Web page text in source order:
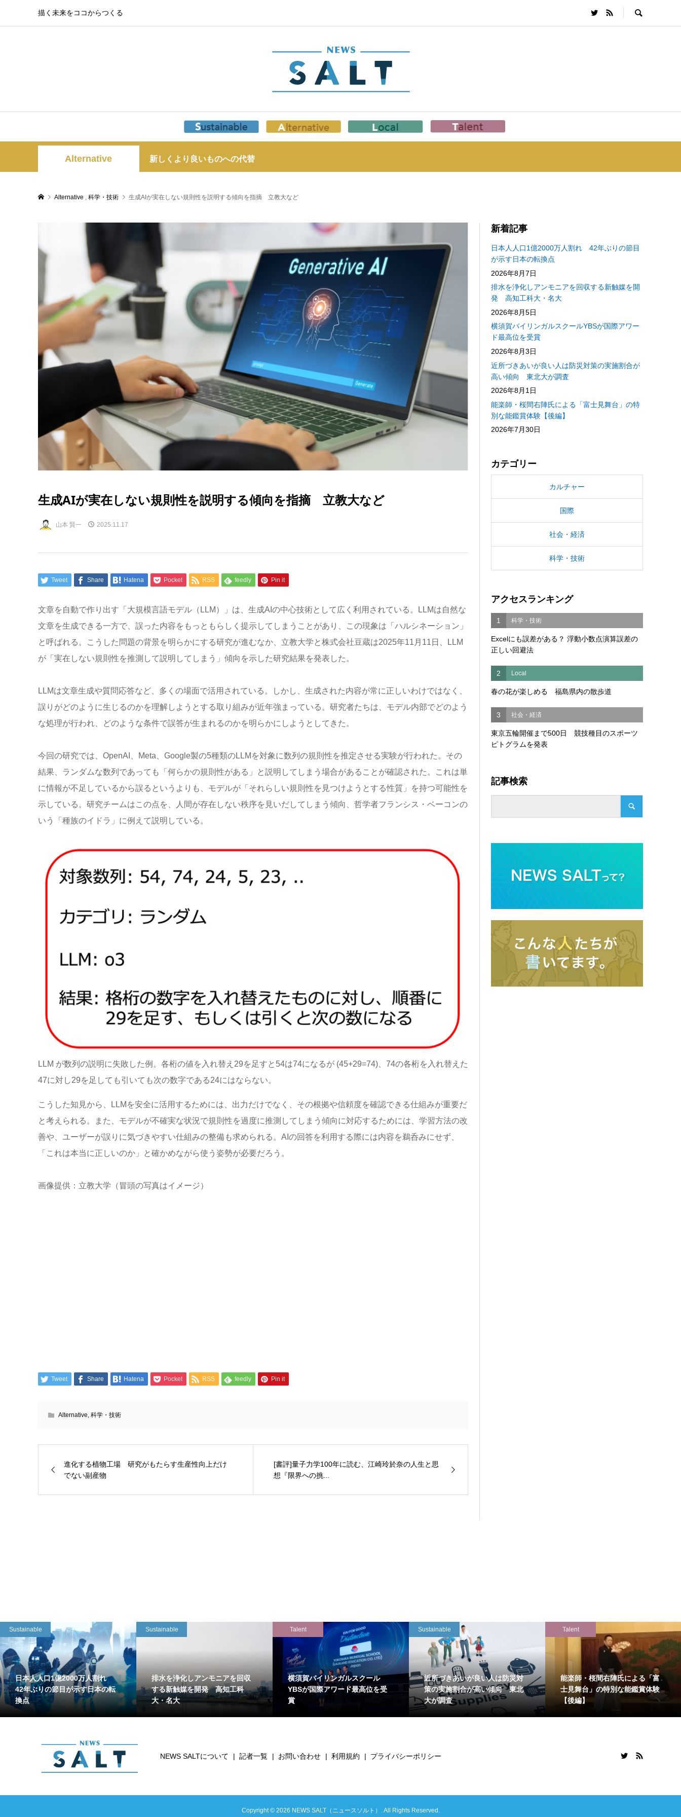
描く未来をココからつくる
Alternative 新しくより良いものへの代替
Alternative , 科学・技術 生成AIが実在しない規則性を説明する傾向を指摘 立教大など
生成AIが実在しない規則性を説明する傾向を指摘 立教大など
山本 賢一 2025.11.17
Tweet Share Hatena Pocket RSS feedly Pin it
文章を自動で作り出す「大規模言語モデル（LLM）」は、生成AIの中心技術として広く利用されている。LLMは自然な
文章を生成できる一方で、誤った内容をもっともらしく提示してしまうことがあり、この現象は「ハルシネーション」
と呼ばれる。こうした問題の背景を明らかにする研究が進むなか、立教大学と株式会社豆蔵は2025年11月11日、LLM
が「実在しない規則性を推測して説明してしまう」傾向を示した研究結果を発表した。
LLMは文章生成や質問応答など、多くの場面で活用されている。しかし、生成された内容が常に正しいわけではなく、
誤りがどのように生じるのかを理解しようとする取り組みが近年強まっている。研究者たちは、モデル内部でどのよう
な処理が行われ、どのような条件で誤答が生まれるのかを明らかにしようとしてきた。
今回の研究では、OpenAI、Meta、Google製の5種類のLLMを対象に数列の規則性を推定させる実験が行われた。その
結果、ランダムな数列であっても「何らかの規則性がある」と説明してしまう場合があることが確認された。これは単
に情報が不足しているから誤るというよりも、モデルが「それらしい規則性を見つけようとする性質」を持つ可能性を
示している。研究チームはこの点を、人間が存在しない秩序を見いだしてしまう傾向、哲学者フランシス・ベーコンの
いう「種族のイドラ」に例えて説明している。
LLM が数列の説明に失敗した例。各桁の値を入れ替え29を足すと54は74になるが (45+29=74)、74の各桁を入れ替えた
47に対し29を足しても引いても次の数字である24にはならない。
こうした知見から、LLMを安全に活用するためには、出力だけでなく、その根拠や信頼度を確認できる仕組みが重要だ
と考えられる。また、モデルが不確実な状況で規則性を過度に推測してしまう傾向に対応するためには、学習方法の改
善や、ユーザーが誤りに気づきやすい仕組みの整備も求められる。AIの回答を利用する際には内容を鵜呑みにせず、
「これは本当に正しいのか」と確かめながら使う姿勢が必要だろう。
画像提供：立教大学（冒頭の写真はイメージ）
Tweet Share Hatena Pocket RSS feedly Pin it
Alternative 科学・技術
進化する植物工場 研究がもたらす生産性向上だけ
でない副産物
[書評]量子力学100年に読む、江崎玲於奈の人生と思
想『限界への挑...
新着記事
日本人人口1億2000万人割れ 42年ぶりの節目
が示す日本の転換点
2026年8月7日
排水を浄化しアンモニアを回収する新触媒を開
発 高知工科大・名大
2026年8月5日
横須賀バイリンガルスクールYBSが国際アワー
ド最高位を受賞
2026年8月3日
近所づきあいが良い人は防災対策の実施割合が
高い傾向 東北大が調査
2026年8月1日
能楽師・桜間右陣氏による「富士見舞台」の特
別な能鑑賞体験【後編】
2026年7月30日
カテゴリー
カルチャー
国際
社会・経済
科学・技術
アクセスランキング
1 科学・技術
Excelにも誤差がある？ 浮動小数点演算誤差の
正しい回避法
2 Local
春の花が楽しめる 福島県内の散歩道
3 社会・経済
東京五輪開催まで500日 競技種目のスポーツ
ピトグラムを発表
記事検索
Sustainable
日本人人口1億2000万人割れ
42年ぶりの節目が示す日本の転
換点
Sustainable
排水を浄化しアンモニアを回収
する新触媒を開発 高知工科
大・名大
Talent
横須賀バイリンガルスクール
YBSが国際アワード最高位を受
賞
Sustainable
近所づきあいが良い人は防災対
策の実施割合が高い傾向 東北
大が調査
Talent
能楽師・桜間右陣氏による「富
士見舞台」の特別な能鑑賞体験
【後編】
NEWS SALTについて 記者一覧 お問い合わせ 利用規約 プライバシーポリシー
Copyright ©2026 NEWS SALT（ニュースソルト）. All Rights Reserved.